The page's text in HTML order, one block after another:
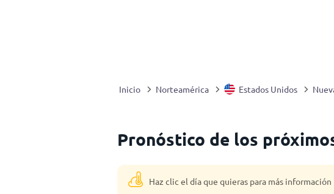
Inicio Norteamérica Estados Unidos
Pronóstico de los
Haz clic el día que quieras para más información